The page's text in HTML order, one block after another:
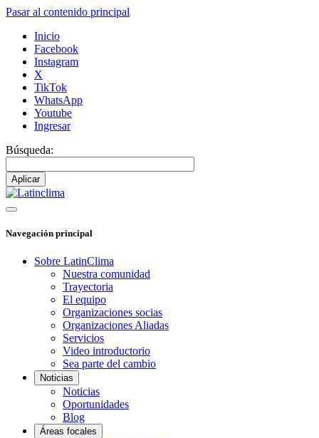
Pasar al contenido principal
Inicio
Facebook
Instagram
X
TikTok
WhatsApp
Youtube
Ingresar
Búsqueda:
Navegación principal
Sobre LatinClima
Nuestra comunidad
Trayectoria
El equipo
Organizaciones socias
Organizaciones Aliadas
Servicios
Video introductorio
Sea parte del cambio
Noticias
Noticias
Oportunidades
Blog
Áreas focales